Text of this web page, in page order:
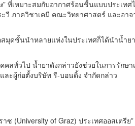
ที่เหมาะสมกับอากาศร้อนชื้นแบบประเทศ
วี ภาควิชาเคมี คณะวิทยาศาสตร์ และอา
มุดชั้นนำหลายแห่งในประเทศก็ได้นำน้ำย
ลทั่วไป น้ำยาดังกล่าวยังช่วยในการรักษ
ะผู้ก่อตั้งบริษัท รี-บอนดิ้ง จำกัดกล่าว
(University of Graz) ประเทศออสเตรีย”